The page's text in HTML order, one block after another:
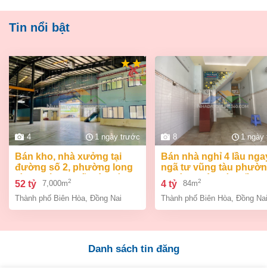
Tin nổi bật
4 1 ngày trước
bán kho, nhà xưởng tại
đường số 2, phường long
bình, thành phố biên hòa,
đồng nai giá 52 tỷ
52 tỷ 7,000m2
Thành phố Biên Hòa Đồng Nai
8 1
bán nhà nghỉ 4 lầu ngay
ngã tư vũng tàu
an bình biên hòa đồng
giá chỉ 4 tỷ
4 tỷ 84m2
Thành phố Biên Hòa Đồng Nai
Danh sách tin đăng